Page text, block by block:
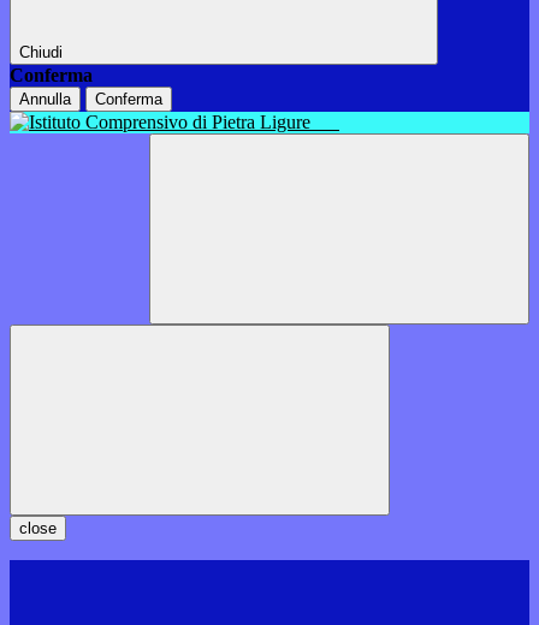
Chiudi
Conferma
Annulla Conferma
close